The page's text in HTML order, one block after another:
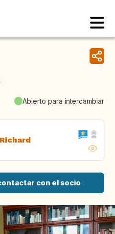
Abierto para intercambiar
con el socio